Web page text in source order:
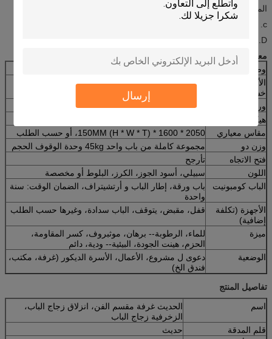
إرسال
المقاومة للحرارة، إشعار المقاومة، الدفء
c. مقاومة الأوكسجين، عثرة ريسيسيتانس
D. تحمل ارتفاع وانخفاض درجة الحرارة
معلومات الشركة
وصف المنتج
الأكثر شعبية مزدوجة الزجاج المقسى الفن انزلاق الأبواب الصين باب
خشبي للأثاث الداخلي
ورقة الباب
مركب، ورقة الباب سمك: 45mm
هيكل الباب
مقاس معياري
2050 * 1600 * 150MM (H * W * T)، أو حسب الطلب
وزن دو
مجموعة كاملة من باب واحد 45kg وحدة الوقوف الحجم
فتح الاتجاه
تأرجح
اللون
سبيلي، أسود الجوز، الكرز، البلوط أو مخصصة
الباب كومبونيت
باب ورقة، إطار الباب و أرتشيتراف، الضمان الوقت: سنة
واحدة
الأجهزة (تكلفة
إضافية)
قفل، مقبض، يتوقف، الباب سدادة، وغيرها حسب الطلب
ميزة
للماء، الرطوبة-- برهان، موثبروف، كسر المقاومة،
الحزم، هينت الجودة، البيئية-- ودية، دائم
الوضعية
دعوى ل مشروع، الأعمال، الأسرة الديكور (غرفة، مكتب،
فندق الخ)
تفاصيل المنتج
اسم
الحديث غرفة مقسم الفن، انزلاق زجاج الباب،
الزخرفية زجاج الباب
قلم المدقة
حديث